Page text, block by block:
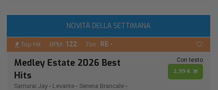
NOVITÀ DELLA SETTIMANA
Top Hit BPM: 122 Ton.: RE -
Medley Estate 2026 Best
Hits
Samurai Jay - Levante - Serena Brancale -
Con testo
2,99 €